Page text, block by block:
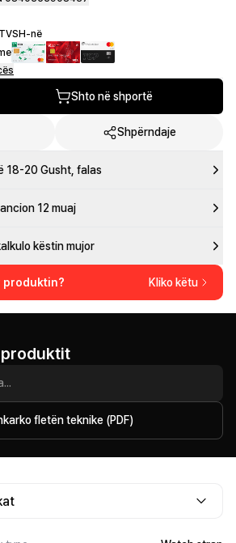
në
Shto në shportë
Shpërndaje
18-20 Gusht , falas
12 muaj
këstin mujor
produktin? Kliko këtu
fletën teknike (PDF)